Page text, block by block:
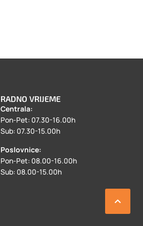
RADNO VRIJEME
Centrala:
Pon-Pet: 07.30-16.00h
Sub: 07.30-15.00h
Poslovnice:
Pon-Pet: 08.00-16.00h
Sub: 08.00-15.00h